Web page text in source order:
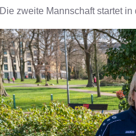
Die zweite Mannschaft startet